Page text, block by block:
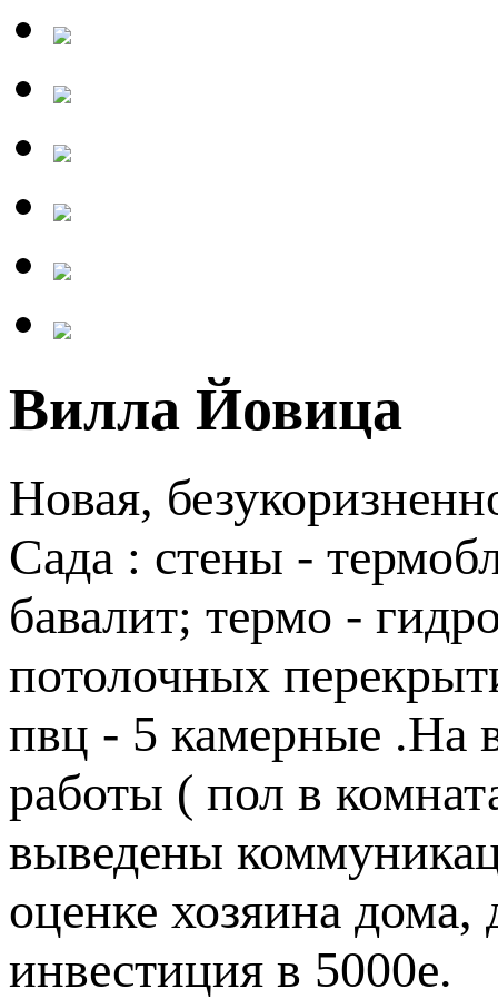
Вилла Йовица
Новая,
Сада : стены -
бавалит; термо -
потолочных
пвц - 5 камерные .На
работы ( пол в
выведены
оценке хозяина
инвестиция в 5000е.